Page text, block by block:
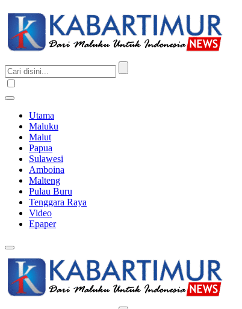
Utama
Maluku
Malut
Papua
Sulawesi
Amboina
Malteng
Pulau Buru
Tenggara Raya
Video
Epaper